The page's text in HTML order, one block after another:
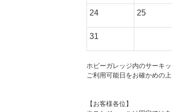
24 25
31
ホビーガレッジ内のサーキ
ご利用可能日をお確かめの
【お客様各位】